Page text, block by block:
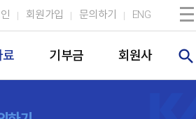
회원가입 문의하기 ENG
료 기부금 회원사 search